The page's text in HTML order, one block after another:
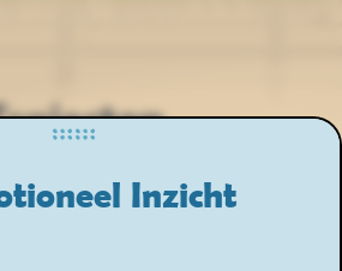
sessies je nodig hebt en welke
interventies daarbij passen.
Sluit het detailscherm
Inzicht